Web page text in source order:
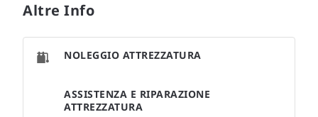
Altre Info
NOLEGGIO ATTREZZATURA
ASSISTENZA E RIPARAZIONE
ATTREZZATURA